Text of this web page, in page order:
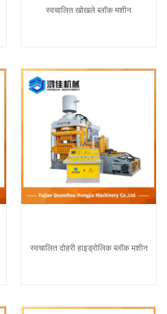
स्वचालित खोखले ब्लॉक मशीन
स्वचालित दोहरी हाइड्रोलिक ब्लॉक मशीन